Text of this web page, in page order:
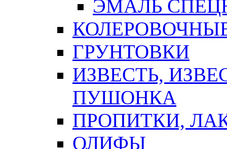
ЭМАЛЬ
ГРУНТОВКИ
ИЗВЕСТЬ,
ПУШОНКА
ПРОПИТКИ,
ОЛИФЫ